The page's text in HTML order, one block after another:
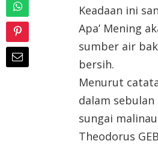
Keadaan ini
Apa’ Mening
sumber air
bersih.
Menurut
dalam
sungai
Theodorus